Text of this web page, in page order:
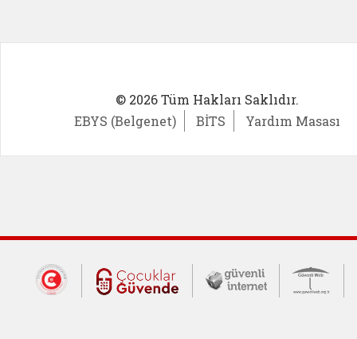
© 2026 Tüm Hakları Saklıdır.
EBYS (Belgenet)
BİTS Yardım Masası
Dış Bağlantılar
Cumhurbaşkanlığı İletişim Merkezi
Çocuklar Güvende (yeni
Güvenli